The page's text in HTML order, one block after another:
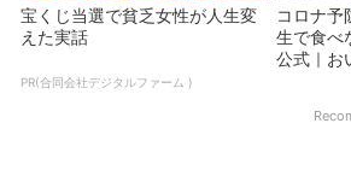
宝くじ当選で貧乏女性が人生変
えた実話
PR(合同会社デジタルファーム )
コロナ予
生で食べ
公式｜お